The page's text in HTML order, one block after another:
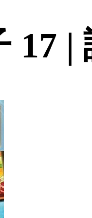
17 |